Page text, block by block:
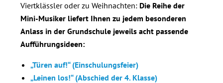
Viertklässler oder zu Weihnachten: Die Reihe der
Mini-Musiker liefert Ihnen zu jedem besonderen
Anlass in der Grundschule jeweils acht passende
Aufführungsideen:
„Türen auf!“ (Einschulungsfeier)
„Leinen los!“ (Abschied der 4. Klasse)